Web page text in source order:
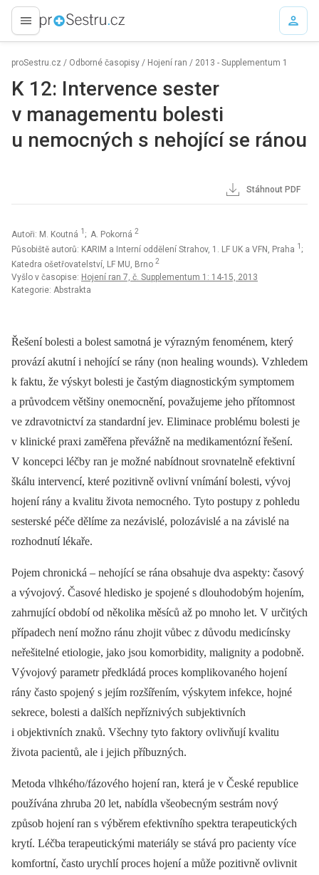
proLékaře.cz
proSestru.cz / Odborné časopisy / Hojení ran / 2013 - Supplementum 1
K 12: Intervence sester
v managementu bolesti
u nemocných s nehojící se ránou
Stáhnout PDF
Autoři: M. Koutná 1 ; A. Pokorná 2
Působiště autorů: KARIM a Interní oddělení Strahov, 1. LF UK a VFN, Praha 1 ;
Katedra ošetřovatelství, LF MU, Brno 2
Vyšlo v časopise: Hojení ran 7, č. Supplementum 1: 14-15, 2013
Kategorie: Abstrakta
Řešení bolesti a bolest samotná je výrazným fenoménem, který
provází akutní i nehojící se rány (non healing wounds). Vzhledem
k faktu, že výskyt bolesti je častým diagnostickým symptomem
a průvodcem většiny onemocnění, považujeme jeho přítomnost
ve zdravotnictví za standardní jev. Eliminace problému bolesti je
v klinické praxi zaměřena převážně na medikamentózní řešení.
V koncepci léčby ran je možné nabídnout srovnatelně efektivní
škálu intervencí, které pozitivně ovlivní vnímání bolesti, vývoj
hojení rány a kvalitu života nemocného. Tyto postupy z pohledu
sesterské péče dělíme za nezávislé, polozávislé a na závislé na
rozhodnutí lékaře.
Pojem chronická –⁠ nehojící se rána obsahuje dva aspekty: časový
a vývojový. Časové hledisko je spojené s dlouhodobým hojením,
zahrnující období od několika měsíců až po mnoho let. V určitých
případech není možno ránu zhojit vůbec z důvodu medicínsky
neřešitelné etiologie, jako jsou komorbidity, malignity a podobně.
Vývojový parametr předkládá proces komplikovaného hojení
rány často spojený s jejím rozšířením, výskytem infekce, hojné
sekrece, bolesti a dalších nepříznivých subjektivních
i objektivních znaků. Všechny tyto faktory ovlivňují kvalitu
života pacientů, ale i jejich příbuzných.
Metoda vlhkého/fázového hojení ran, která je v České republice
používána zhruba 20 let, nabídla všeobecným sestrám nový
způsob hojení ran s výběrem efektivního spektra terapeutických
krytí. Léčba terapeutickými materiály se stává pro pacienty více
komfortní, často urychlí proces hojení a může pozitivně ovlivnit